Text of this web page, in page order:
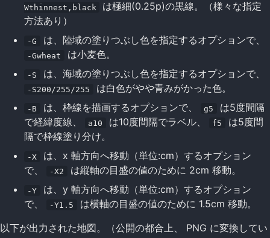
Wthinnest,black
は極細(0.25p)の黒線。（様々な指定
方法あり）
-G は、陸域の塗りつぶし色を指定するオプションで、
-Gwheat は小麦色。
-S は、海域の塗りつぶし色を指定するオプションで、
-S200/255/255 は白色がやや青みがかった色。
-B は、枠線を描画するオプションで、 g5
は5度間隔
で経緯度線、
a10 は10度間隔でラベル、 f5
は5度間
隔で枠線塗り分け。
-X
は、x 軸方向へ移動（単位:cm）するオプション
で、
-X2 は縦軸の目盛の値のために 2cm 移動。
-Y
は、y 軸方向へ移動（単位:cm）するオプション
で、
-Y1.5
は横軸の目盛の値のために 1.5cm 移動。
以下が出力された地図。（公開の都合上、 PNG に変換してい